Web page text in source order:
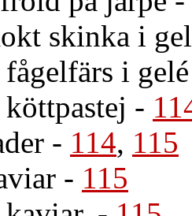
skinka i
i gelé
-
- 114, 115
- 115